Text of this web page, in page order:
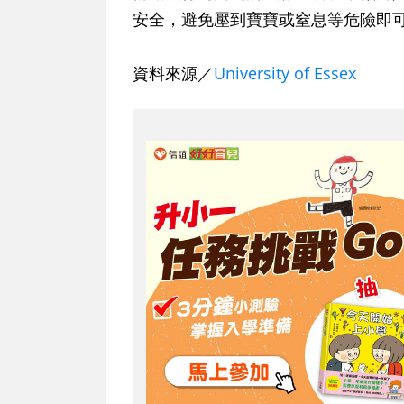
安全，避免壓到寶寶或窒息等危險即
資料來源／University of Essex